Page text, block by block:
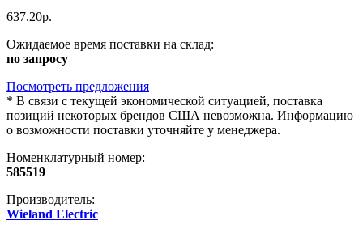
637.20р.
Ожидаемое время поставки на склад:
по запросу
Посмотреть предложения
* В связи с текущей экономической ситуацией, поставка
позиций некоторых брендов США невозможна. Информацию
о возможности поставки уточняйте у менеджера.
Номенклатурный номер:
585519
Производитель:
Wieland Electric